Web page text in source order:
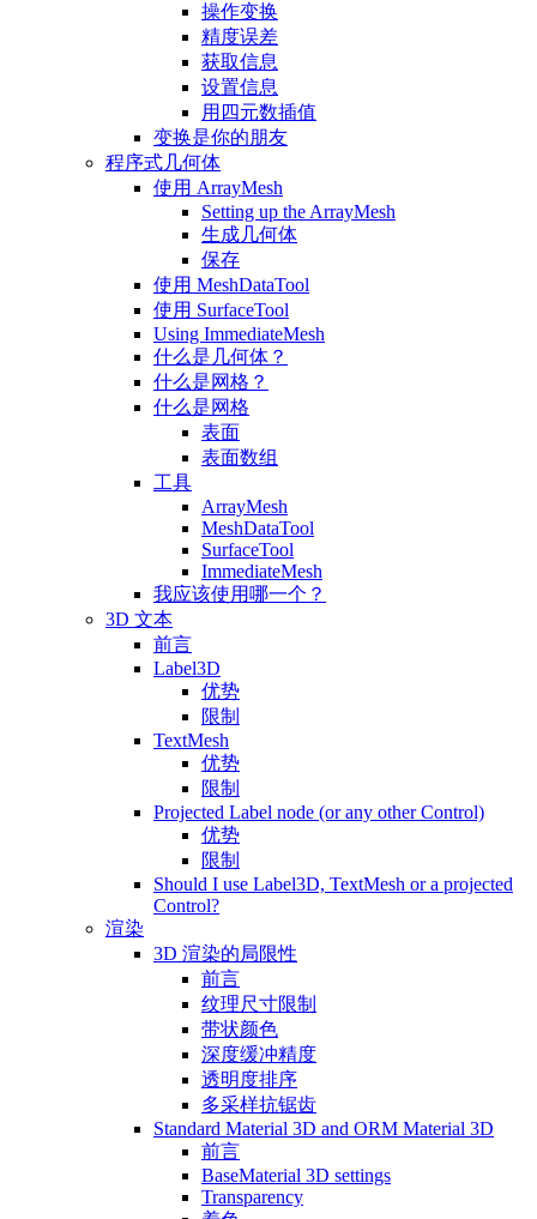
操作变换
精度误差
获取信息
设置信息
用四元数插值
变换是你的朋友
程序式几何体
使用 ArrayMesh
Setting up the ArrayMesh
生成几何体
保存
使用 MeshDataTool
使用 SurfaceTool
Using ImmediateMesh
什么是几何体？
什么是网格？
什么是网格
表面
表面数组
工具
ArrayMesh
MeshDataTool
SurfaceTool
ImmediateMesh
我应该使用哪一个？
3D 文本
前言
Label3D
优势
限制
TextMesh
优势
限制
Projected Label node (or any other Control)
优势
限制
Should I use Label3D, TextMesh or a projected
Control?
渲染
3D 渲染的局限性
前言
纹理尺寸限制
带状颜色
深度缓冲精度
透明度排序
多采样抗锯齿
Standard Material 3D and ORM Material 3D
前言
BaseMaterial 3D settings
Transparency